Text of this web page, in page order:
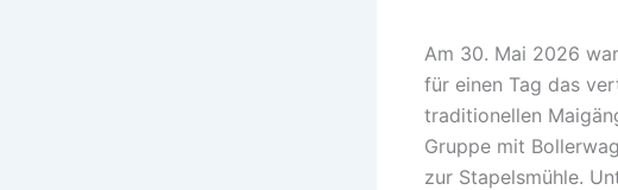
Am 30. Mai 2026
für einen Tag das
traditionellen
Gruppe mit
zur Stapelsmühle.